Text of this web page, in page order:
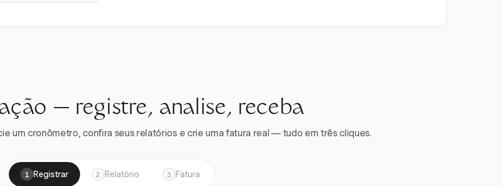
— registre, analise, receba
um cronômetro, confira seus relatórios e crie uma fatura real — tudo em três cliques.
1 Registrar 2 Relatório 3 Fatura